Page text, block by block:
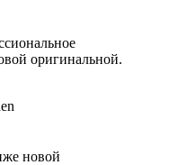
оригинальной.
новой